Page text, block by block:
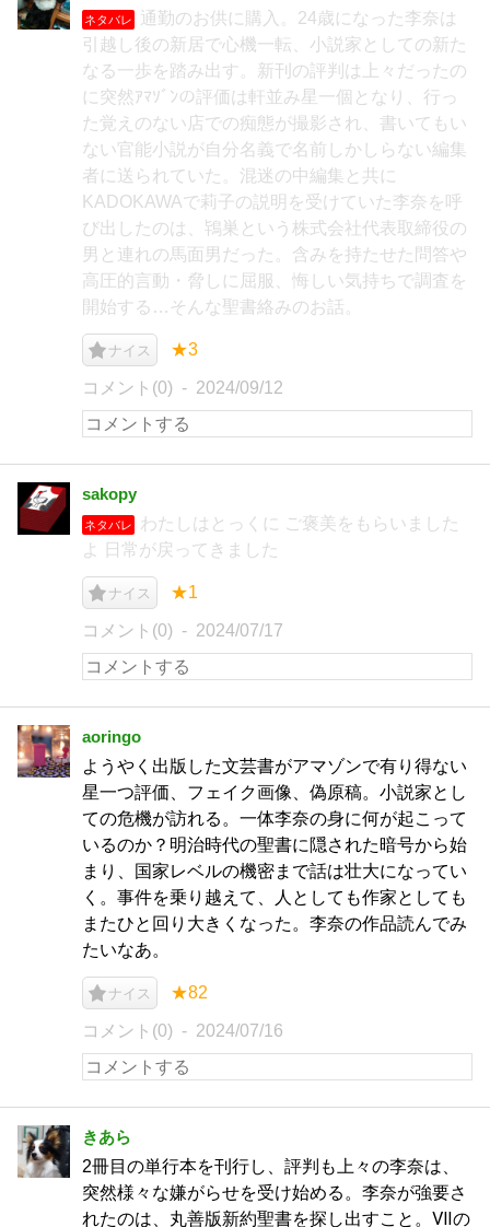
ネタバレ
通勤のお供に購入。24歳になった李奈は
引越し後の新居で心機一転、小説家としての新た
なる一歩を踏み出す。新刊の評判は上々だったの
に突然ｱﾏｿﾞﾝの評価は軒並み星一個となり、行っ
た覚えのない店での痴態が撮影され、書いてもい
ない官能小説が自分名義で名前しかしらない編集
者に送られていた。混迷の中編集と共に
KADOKAWAで莉子の説明を受けていた李奈を呼
び出したのは、鴇巣という株式会社代表取締役の
男と連れの馬面男だった。含みを持たせた問答や
高圧的言動・脅しに屈服、悔しい気持ちで調査を
開始する…そんな聖書絡みのお話。
ナイス ★3
コメント(0) 2024/09/12
sakopy
ネタバレ
わたしはとっくに ご褒美をもらいました
よ 日常が戻ってきました
ナイス ★1
コメント(0) 2024/07/17
aoringo
ようやく出版した文芸書がアマゾンで有り得ない
星一つ評価、フェイク画像、偽原稿。小説家とし
ての危機が訪れる。一体李奈の身に何が起こって
いるのか？明治時代の聖書に隠された暗号から始
まり、国家レベルの機密まで話は壮大になってい
く。事件を乗り越えて、人としても作家としても
またひと回り大きくなった。李奈の作品読んでみ
たいなあ。
ナイス ★82
コメント(0) 2024/07/16
きあら
2冊目の単行本を刊行し、評判も上々の李奈は、
突然様々な嫌がらせを受け始める。李奈が強要さ
れたのは、丸善版新約聖書を探し出すこと。Ⅶの